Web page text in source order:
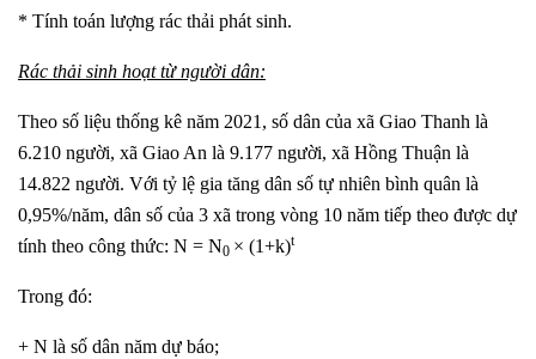
* Tính toán lượng rác thải phát sinh.
Rác thải sinh hoạt từ người dân:
Theo số liệu thống kê năm 2021, số dân của xã Giao Thanh là
6.210 người, xã Giao An là 9.177 người, xã Hồng Thuận là
14.822 người. Với tỷ lệ gia tăng dân số tự nhiên bình quân là
0,95%/năm, dân số của 3 xã trong vòng 10 năm tiếp theo được dự
tính theo công thức: N = N0 × (1+k)t
Trong đó:
+ N là số dân năm dự báo;